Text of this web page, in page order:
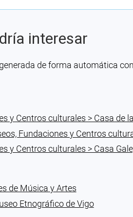
interesar
de forma automática
y Centros culturales > Casa de
Fundaciones y Centros
y Centros culturales > Casa
de Música y Artes
Etnográfico de Vigo